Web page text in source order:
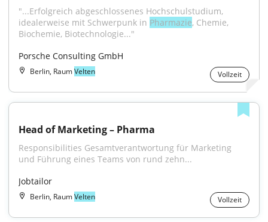
"...Erfolgreich abgeschlossenes Hochschulstudium,
idealerweise mit Schwerpunk in Pharmazie, Chemie,
Biochemie, Biotechnologie..."
Porsche Consulting GmbH
Berlin, RaumVelten Vollzeit
Head of Marketing – Pharma
Responsibilities Gesamtverantwortung für Marketing
und Führung eines Teams von rund zehn...
Jobtailor
Berlin, RaumVelten Vollzeit